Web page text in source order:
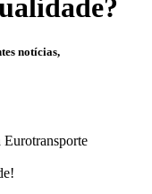
?
notícias,
Eurotransporte